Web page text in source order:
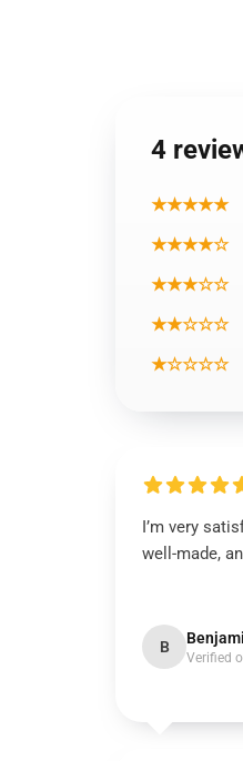
4
★★★★★
★★★★☆
★★★☆☆
★★☆☆☆
★☆☆☆☆
I’m very
well-made,
B
Verified